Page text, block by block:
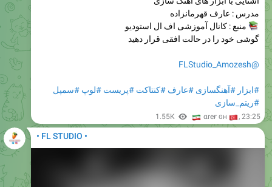
مدرس : عارف قهرمانزاده
منبع : کانال آموزشی اف ال استودیو
گوشی خود را در حالت افقی قرار دهید
@FLStudio_Amozesh
#ابزار #آهنگسازی #عارف #کنتاکت #پریست #لوپ #سمپل
#ریتم_سازی
1.55K αreғ ɢн , 23:25
• FL STUDIO •